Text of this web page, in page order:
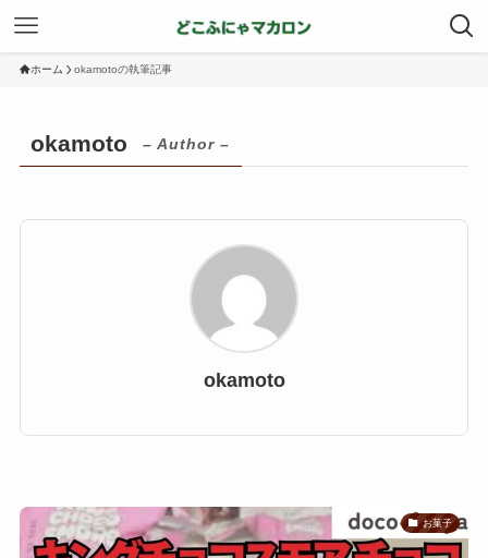
ホーム okamotoの執筆記事
okamoto – Author –
okamoto
お菓子